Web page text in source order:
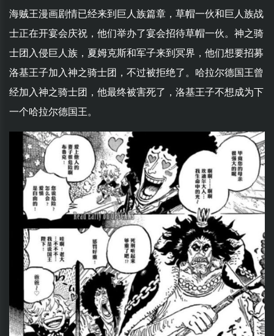
海贼王漫画剧情已经来到巨人族篇章，草帽一伙和巨人族战
士正在开宴会庆祝，他们举办了宴会招待草帽一伙。神之骑
士团入侵巨人族，夏姆克斯和军子来到冥界，他们想要招募
洛基王子加入神之骑士团，不过被拒绝了。哈拉尔德国王曾
经加入神之骑士团，他最终被害死了，洛基王子不想成为下
一个哈拉尔德国王。